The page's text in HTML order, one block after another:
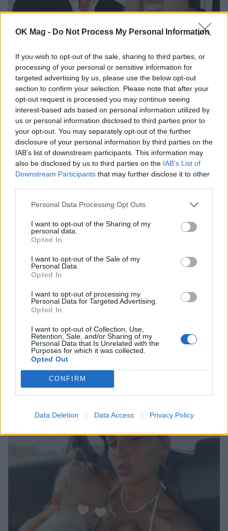
OK Mag - Do Not Process My Personal Information
If you wish to opt-out of the sale, sharing to third parties, or
processing of your personal or sensitive information for
targeted advertising by us, please use the below opt-out
section to confirm your selection. Please note that after your
opt-out request is processed you may continue seeing
interest-based ads based on personal information utilized by
us or personal information disclosed to third parties prior to
your opt-out. You may separately opt-out of the further
disclosure of your personal information by third parties on the
IAB’s list of downstream participants. This information may
also be disclosed by us to third parties on the IAB’s List of
Downstream Participants that may further disclose it to other
Personal Data Processing Opt Outs
I want to opt-out of the Sharing of my
personal data.
Opted In
I want to opt-out of the Sale of my
Personal Data.
Opted In
I want to opt-out of processing my
Personal Data for Targeted Advertising.
Opted In
I want to opt-out of Collection, Use,
Retention, Sale, and/or Sharing of my
Personal Data that Is Unrelated with the
Purposes for which it was collected.
Opted Out
CONFIRM
Data Deletion Data Access Privacy Policy
σύντροφό της, Μπουλέντ Οζκάντ
Στέφανος Κασσελάκης: «Η δηµιουργία οικογένειας
είναι ένα από τα πιο όµορφα και δηµιουργικά
όνειρα που έχω»
Δούκισσα Νομικού: Στη Γαλλική Πολυνησία με την
οικογένειά της